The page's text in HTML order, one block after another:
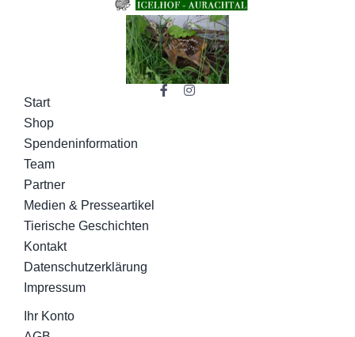
Start
Shop
Spendeninformation
Team
Partner
Medien & Presseartikel
Tierische Geschichten
Kontakt
Datenschutzerklärung
Impressum
Ihr Konto